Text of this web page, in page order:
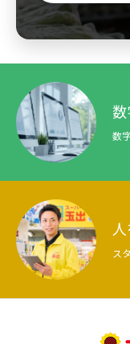
数
ス